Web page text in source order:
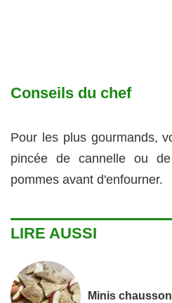
Conseils du chef
Pour les plus gourmands,
pincée de cannelle ou
pommes avant d'enfourner.
LIRE AUSSI
Minis